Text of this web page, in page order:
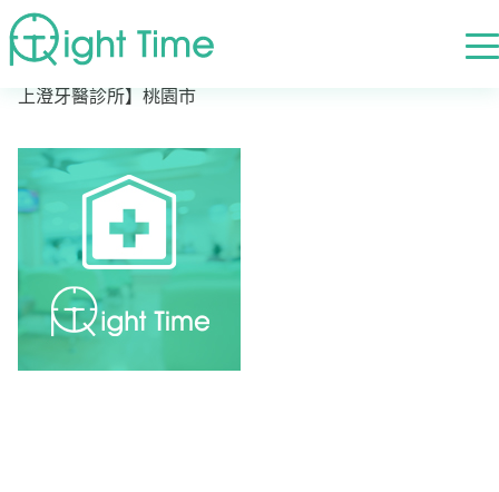
首頁» 高評價醫院診所搜尋
【沐
上澄牙醫診所】桃園市